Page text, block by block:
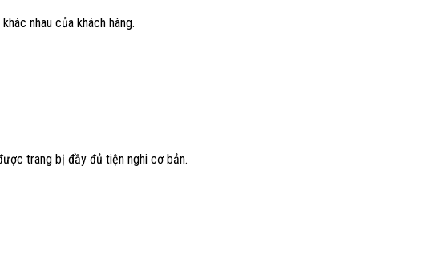
nhau của khách hàng.
trang bị đầy đủ tiện nghi cơ bản.